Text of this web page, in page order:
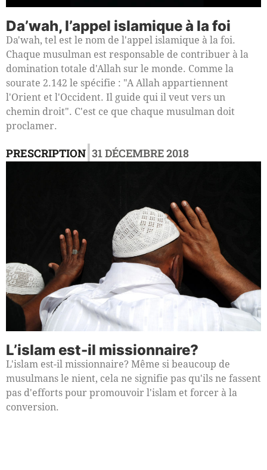
Da’wah, l’appel islamique à la foi
Da'wah, tel est le nom de l'appel islamique à la foi.
Chaque musulman est responsable de contribuer à la
domination totale d'Allah sur le monde. Comme la
sourate 2.142 le spécifie : "A Allah appartiennent
l'Orient et l'Occident. Il guide qui il veut vers un
chemin droit". C'est ce que chaque musulman doit
proclamer.
PRESCRIPTION 31 DÉCEMBRE 2018
L’islam est-il missionnaire?
L'islam est-il missionnaire? Même si beaucoup de
musulmans le nient, cela ne signifie pas qu'ils ne fassent
pas d'efforts pour promouvoir l'islam et forcer à la
conversion.